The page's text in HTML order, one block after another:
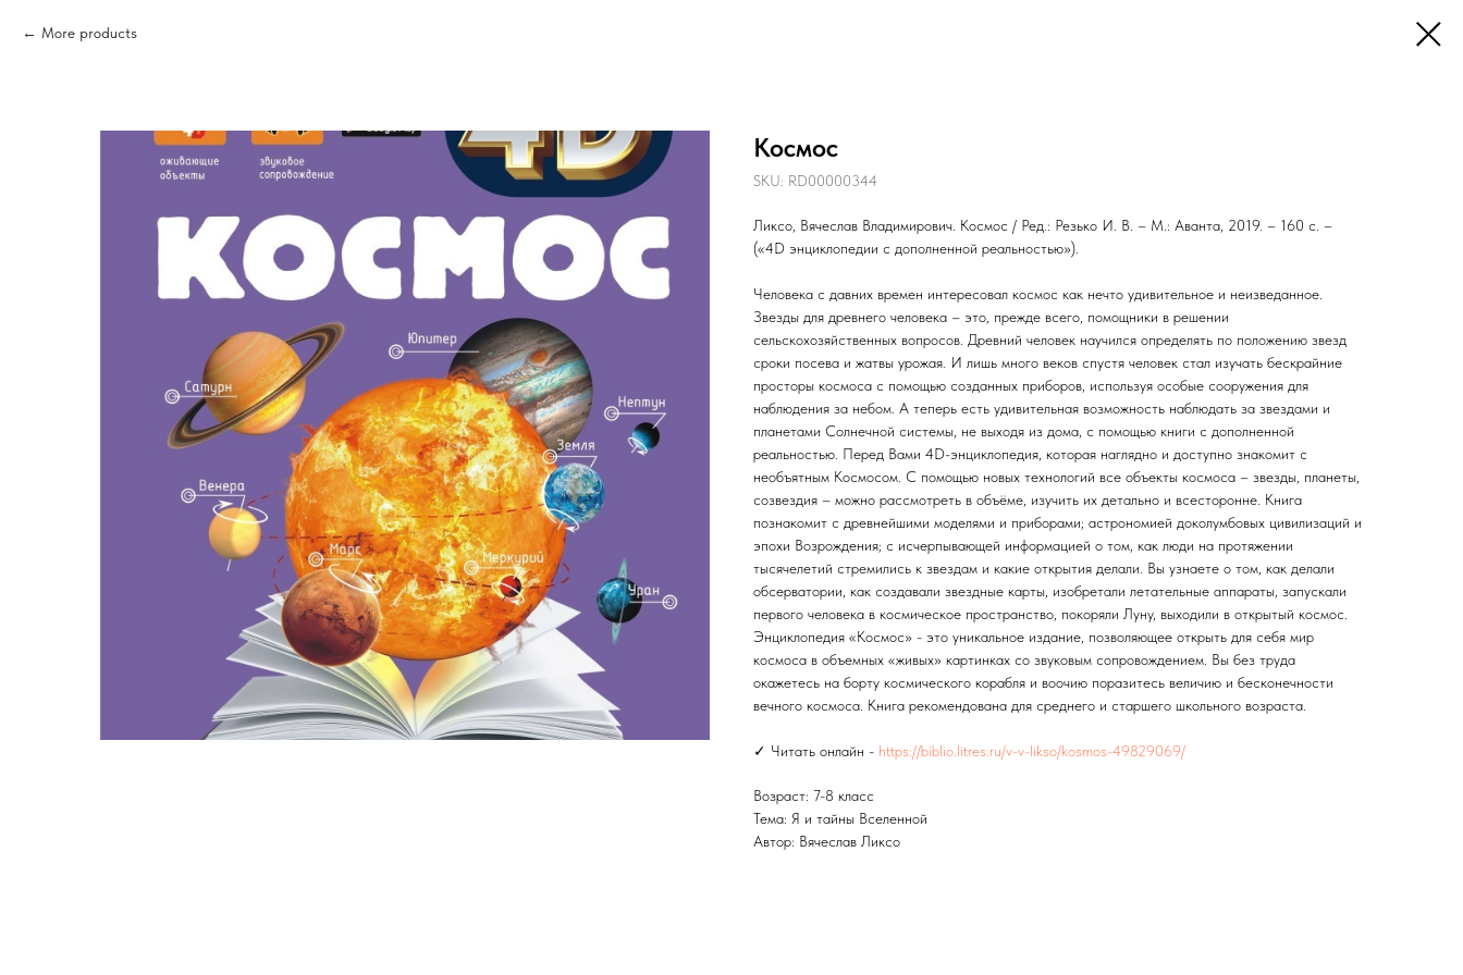
More products
Космос
SKU: RD00000344
Ликсо, Вячеслав Владимирович. Космос / Ред.: Резько И. В. – М.: Аванта, 2019. – 160 с. –
(«4D энциклопедии с дополненной реальностью»).
Человека с давних времен интересовал космос как нечто удивительное и неизведанное.
Звезды для древнего человека – это, прежде всего, помощники в решении
сельскохозяйственных вопросов. Древний человек научился определять по положению звезд
сроки посева и жатвы урожая. И лишь много веков спустя человек стал изучать бескрайние
просторы космоса с помощью созданных приборов, используя особые сооружения для
наблюдения за небом. А теперь есть удивительная возможность наблюдать за звездами и
планетами Солнечной системы, не выходя из дома, с помощью книги с дополненной
реальностью. Перед Вами 4D-энциклопедия, которая наглядно и доступно знакомит с
необъятным Космосом. С помощью новых технологий все объекты космоса – звезды, планеты,
созвездия – можно рассмотреть в объёме, изучить их детально и всесторонне. Книга
познакомит с древнейшими моделями и приборами; астрономией доколумбовых цивилизаций и
эпохи Возрождения; с исчерпывающей информацией о том, как люди на протяжении
тысячелетий стремились к звездам и какие открытия делали. Вы узнаете о том, как делали
обсерватории, как создавали звездные карты, изобретали летательные аппараты, запускали
первого человека в космическое пространство, покоряли Луну, выходили в открытый космос.
Энциклопедия «Космос» - это уникальное издание, позволяющее открыть для себя мир
космоса в объемных «живых» картинках со звуковым сопровождением. Вы без труда
окажетесь на борту космического корабля и воочию поразитесь величию и бесконечности
вечного космоса. Книга рекомендована для среднего и старшего школьного возраста.
✓ Читать онлайн - https://biblio.litres.ru/v-v-likso/kosmos-49829069/
Возраст: 7-8 класс
Тема: Я и тайны Вселенной
Автор: Вячеслав Ликсо